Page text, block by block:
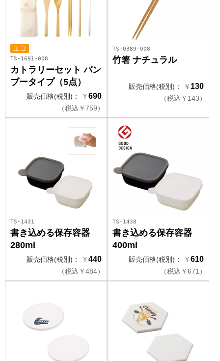
エコ
TS-1691-008
カトラリーセット バン
ブータイプ（5点）
販売価格(税別)： ￥690
（税込 ￥759）
TS-0389-008
竹箸 ナチュラル
販売価格(税別)： ￥ 130
（税込 ￥ 143）
TS-1431
書き込める保存容器
280ml
販売価格(税別)： ￥440
（税込 ￥484）
TS-1438
書き込める保存容器
400ml
販売価格(税別)： ￥610
（税込 ￥671）